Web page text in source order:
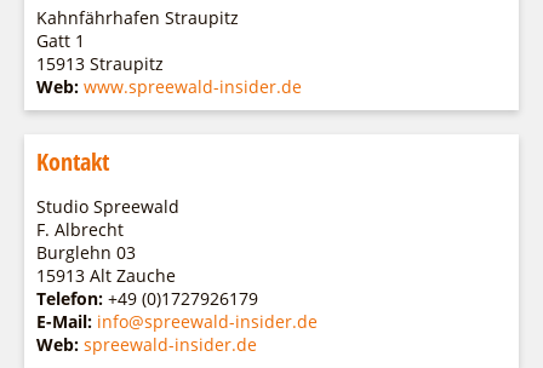
Kahnfährhafen Straupitz
Gatt 1
15913 Straupitz
Web: www.spreewald-insider.de
Kontakt
Studio Spreewald
F. Albrecht
Burglehn 03
15913 Alt Zauche
Telefon: +49 (0)1727926179
E-Mail: info@spreewald-insider.de
Web: spreewald-insider.de